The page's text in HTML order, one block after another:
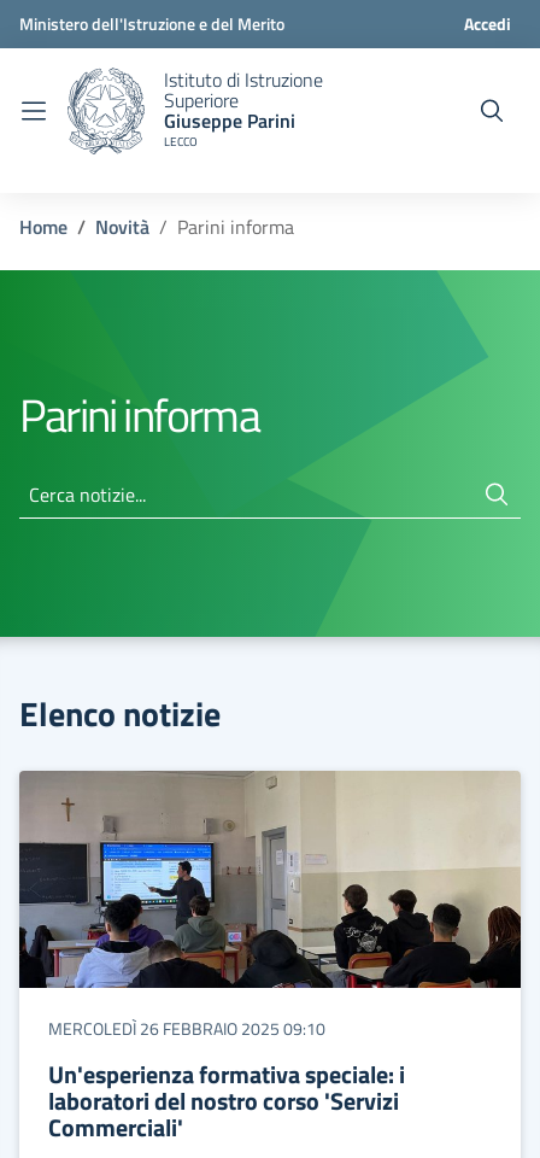
Ministero dell'Istruzione e del Merito Accedi
Istituto di Istruzione
Superiore
Giuseppe Parini
LECCO
Home Novità Parini informa
Parini informa
Cerca notizie...
Elenco notizie
MERCOLEDÌ 26 FEBBRAIO 2025 09:10
Un'esperienza formativa speciale: i
laboratori del nostro corso 'Servizi
Commerciali'